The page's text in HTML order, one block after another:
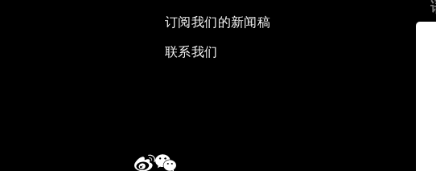
订阅我们的新闻稿
联系我们